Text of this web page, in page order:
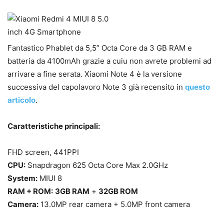
Fantastico Phablet da 5,5” Octa Core da 3 GB RAM e
batteria da 4100mAh grazie a cuiu non avrete problemi ad
arrivare a fine serata. Xiaomi Note 4 è la versione
successiva del capolavoro Note 3 già recensito in questo
articolo.
Caratteristiche principali:
FHD screen, 441PPI
CPU: Snapdragon 625 Octa Core Max 2.0GHz
System: MIUI 8
RAM + ROM: 3GB RAM + 32GB ROM
Camera: 13.0MP rear camera + 5.0MP front camera